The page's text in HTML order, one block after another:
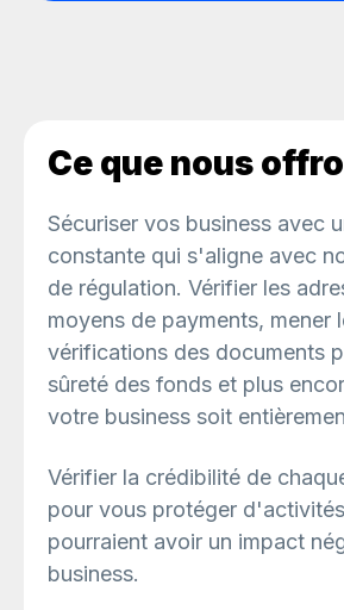
Ce que nous
Sécuriser vos business avec
constante qui s'aligne avec
de régulation. Vérifier les
moyens de payments, mener
vérifications des documents
sûreté des fonds et plus
votre business soit
Vérifier la crédibilité de
pour vous protéger
pourraient avoir un impact
business.